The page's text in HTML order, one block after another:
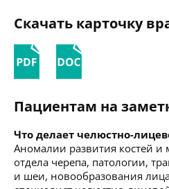
Скачать карточку
Пациентам на
Что делает челюстно-
Аномалии развития костей и
отдела черепа, патологии,
и шеи, новообразования